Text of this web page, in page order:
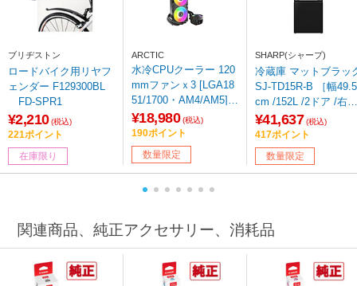
ブリヂストン
ロードバイク用リヤフ
ェンダー F129300BL
FD-SPR1
¥2,210 (税込)
221ポイント
在庫限り
ARCTIC
水冷CPUクーラー 120
mmファンｘ3 [LGA18
51/1700・AM4/AM5] L
iquid Freezer III Pro 36
0 A-RGB ブラック AC
FRE00184A 【sof00
1】
¥18,980 (税込)
190ポイント
数量限定
SHARP(シャープ)
冷蔵庫 マットブラック
SJ-TD15R-B ［幅49.5
cm /152L /2ドア /右開
き/左開き付け替えタ
プ /2025年］
¥41,637 (税込)
417ポイント
数量限定
関連商品、純正アクセサリー、消耗品